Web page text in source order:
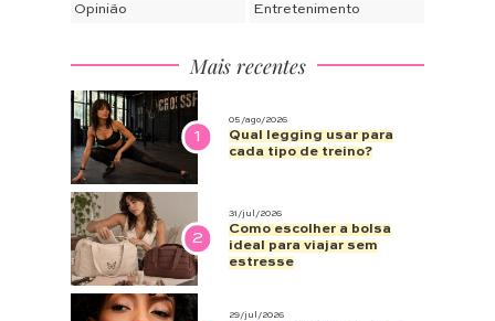
Opinião Entretenimento
Mais recentes
1
05/ago/2026
Qual legging usar para
cada tipo de treino?
2
31/jul/2026
Como escolher a bolsa
ideal para viajar sem
estresse
29/jul/2026